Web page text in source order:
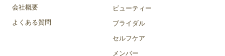
会社概要
よくある質問
ビューティー
ブライダル
セルフケア
メンバー